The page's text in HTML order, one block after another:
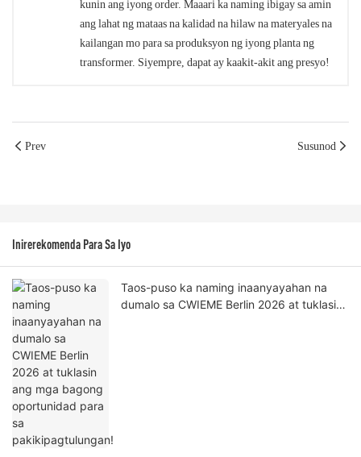
kunin ang iyong order. Maaari ka naming ibigay sa amin
ang lahat ng mataas na kalidad na hilaw na materyales na
kailangan mo para sa produksyon ng iyong planta ng
transformer. Siyempre, dapat ay kaakit-akit ang presyo!
Prev Susunod
Inirerekomenda Para Sa Iyo
Taos-puso ka naming inaanyayahan na
dumalo sa CWIEME Berlin 2026 at tuklasin